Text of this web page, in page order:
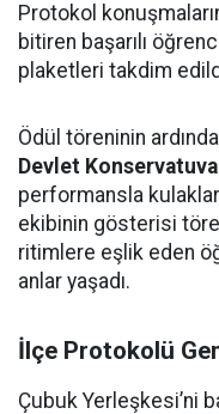
Protokol
bitiren başarılı
plaketleri takdim
Ödül töreninin
Devlet
performansla
ekibinin gösterisi
ritimlere eşlik eden
anlar yaşadı.
İlçe Protokolü
Çubuk Yerleşkesi’ni